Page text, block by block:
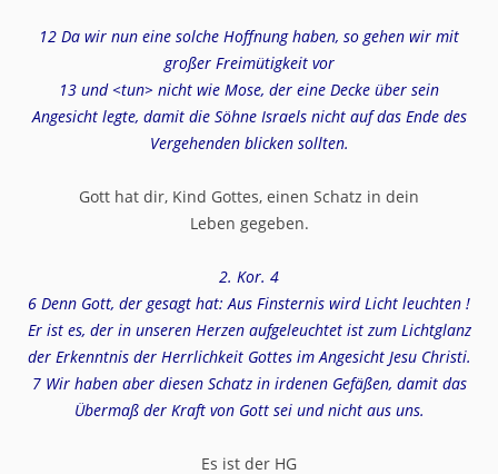
12 Da wir nun eine solche Hoffnung haben, so gehen wir mit
großer Freimütigkeit vor
13 und <tun> nicht wie Mose, der eine Decke über sein
Angesicht legte, damit die Söhne Israels nicht auf das Ende des
Vergehenden blicken sollten.
Gott hat dir, Kind Gottes, einen Schatz in dein
Leben gegeben.
2. Kor. 4
6 Denn Gott, der gesagt hat: Aus Finsternis wird Licht leuchten !
Er ist es, der in unseren Herzen aufgeleuchtet ist zum Lichtglanz
der Erkenntnis der Herrlichkeit Gottes im Angesicht Jesu Christi.
7 Wir haben aber diesen Schatz in irdenen Gefäßen, damit das
Übermaß der Kraft von Gott sei und nicht aus uns.
Es ist der HG